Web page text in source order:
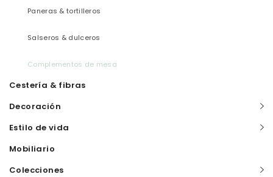
Paneras & tortilleros
Salseros & dulceros
Complementos de mesa
Cestería & fibras
Decoración
Estilo de vida
Mobiliario
Colecciones